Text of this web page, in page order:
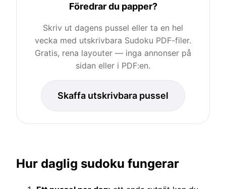
Föredrar du papper?
Skriv ut dagens pussel eller ta en hel
vecka med utskrivbara Sudoku PDF-filer.
Gratis, rena layouter — inga annonser på
sidan eller i PDF:en.
Skaffa utskrivbara pussel
Hur daglig sudoku fungerar